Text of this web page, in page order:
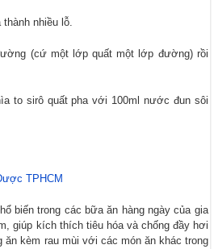
nhiều lỗ.
(cứ một lớp quất một lớp đường) rồi
to sirô quất pha với 100ml nước đun sôi
TPHCM
biến trong các bữa ăn hàng ngày của gia
giúp kích thích tiêu hóa và chống đầy hơi
ăn kèm rau mùi với các món ăn khác trong